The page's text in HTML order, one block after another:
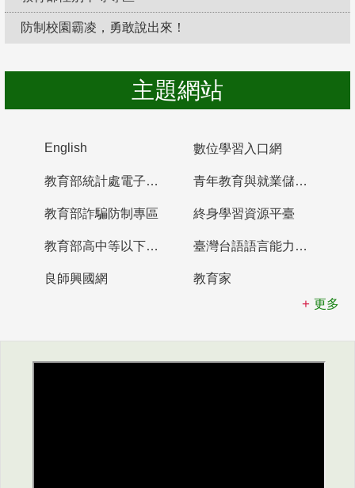
防制校園霸凌，勇敢說出來！
主題網站
English 數位學習入口網
教育部統計處電子書櫃 青年教育與就業儲蓄帳戶
教育部詐騙防制專區 終身學習資源平臺
教育部高中等以下學校及幼兒園教師資格檢定考試 臺灣台語語言能力認證網站
良師興國網
教育家
更多